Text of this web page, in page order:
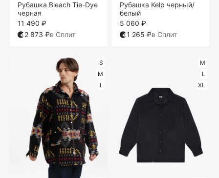
Рубашка Bleach Tie-Dye
черная
11 490 ₽
2 873 ₽в Сплит
Рубашка Kelp черный/
белый
5 060 ₽
1 265 ₽в Сплит
S
M
L
M
L
XL